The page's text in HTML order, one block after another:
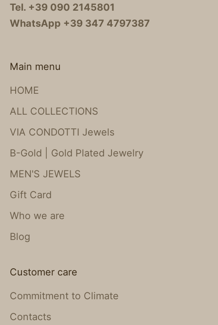
Tel. +39 090 2145801
WhatsApp +39 347 4797387
Main menu
HOME
ALL COLLECTIONS
VIA CONDOTTI Jewels
B-Gold | Gold Plated Jewelry
MEN'S JEWELS
Gift Card
Who we are
Blog
Customer care
Commitment to Climate
Contacts